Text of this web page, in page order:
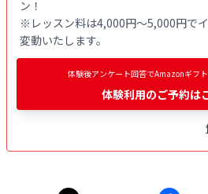
ン！
※レッスン料は4,000円〜5,000円で
変動いたします。
体験後アンケート回答でAmazonギフ
体験利用のご予約は